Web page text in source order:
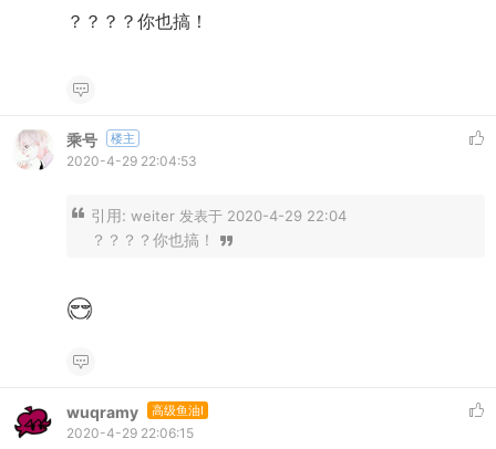
？？？？你也搞！
乘号 楼主
2020-4-29 22:04:53
引用: weiter 发表于 2020-4-29 22:04
？？？？你也搞！
wuqramy 高级鱼油I
2020-4-29 22:06:15